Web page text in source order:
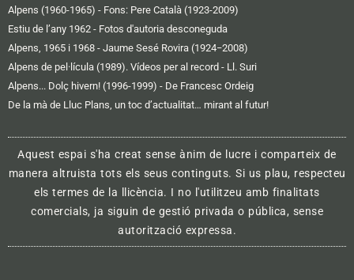
Alpens (1960-1965) - Fons: Pere Català (1923-2009)
Estiu de l’any 1962 - Fotos d'autoria desconeguda
Alpens, 1965 i 1968 - Jaume Sesé Rovira (1924−2008)
Alpens de pel·lícula (1989). Vídeos per al record - Ll. Suri
Alpens... Dolç hivern! (1996-1999) - De Francesc Ordeig
De la mà de Lluc Plans, un toc d’actualitat… mirant al futur!
Aquest espai s'ha creat sense ànim de lucre i comparteix de
manera altruista tots els seus continguts. Si us plau, respecteu
els termes de la llicència. I no l'utilitzeu amb finalitats
comercials, ja siguin de gestió privada o pública, sense
autorització expressa.